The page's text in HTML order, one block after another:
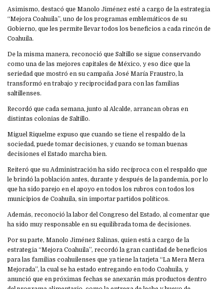
Asimismo, destacó que Manolo Jiménez esté a cargo de la estrategia
“Mejora Coahuila”, uno de los programas emblemáticos de su
Gobierno, que les permite llevar todos los beneficios a cada rincón de
Coahuila.
De la misma manera, reconoció que Saltillo se sigue conservando
como una de las mejores capitales de México, y eso dice que la
seriedad que mostró en su campaña José María Fraustro, la
transformó en trabajo y reciprocidad para con las familias
saltillenses.
Recordó que cada semana, junto al Alcalde, arrancan obras en
distintas colonias de Saltillo.
Miguel Riquelme expuso que cuando se tiene el respaldo de la
sociedad, puede tomar decisiones, y cuando se toman buenas
decisiones el Estado marcha bien.
Reiteró que su Administración ha sido recíproca con el respaldo que
le brindó la población antes, durante y después de la pandemia, por lo
que ha sido parejo en el apoyo en todos los rubros con todos los
municipios de Coahuila, sin importar partidos políticos.
Además, reconoció la labor del Congreso del Estado, al comentar que
ha sido muy responsable en su equilibrada toma de decisiones.
Por su parte, Manolo Jiménez Salinas, quien está a cargo de la
estrategia “Mejora Coahuila”, recordó la gran cantidad de beneficios
para las familias coahuilenses que ya tiene la tarjeta “La Mera Mera
Mejorada”, la cual se ha estado entregando en todo Coahuila, y
anunció que en próximas fechas se anexarán más productos dentro